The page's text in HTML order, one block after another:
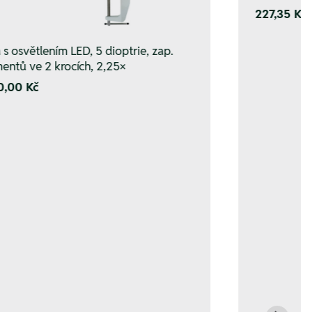
s osvětlením LED, 5 dioptrie, zap.
ve 2 krocích, 2,25×
Kč
227,35 Kč